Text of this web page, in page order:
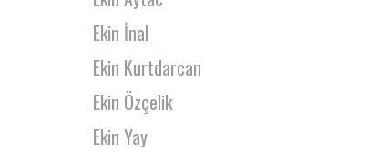
Ekin İnal
Ekin Kurtdarcan
Ekin Özçelik
Ekin Yay